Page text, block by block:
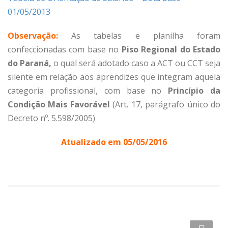
01/05/2013
Observação:
As tabelas e planilha foram
confeccionadas com base no Piso Regional do Estado
do Paraná, o qual será adotado caso a ACT ou CCT seja
silente em relação aos aprendizes que integram aquela
categoria profissional, com base no Princípio da
Condição Mais Favorável (Art. 17, parágrafo único do
Decreto nº. 5.598/2005)
Atualizado em 05/05/2016